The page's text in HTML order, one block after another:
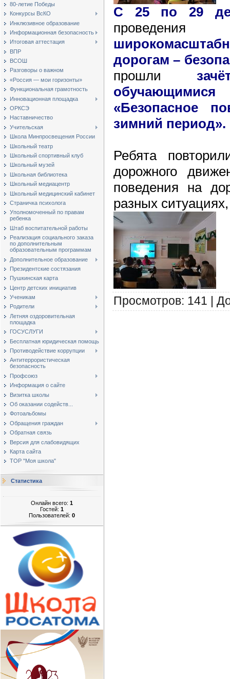
80-летие Победы
Конкурсы ВсКО
Инклюзивное образование
Информационная безопасность
Итоговая аттестация
ВПР
ВСОШ
Разговоры о важном
«Россия — мои горизонты»
Функциональная грамотность
Инновационная площадка
ОРКСЭ
Наставничество
Учительская
Школа Минпросвещения России
Школьный театр
Школьный спортивный клуб
Школьный музей
Школьная библиотека
Школьный медиацентр
Школьный медицинский кабинет
Страничка психолога
Уполномоченный по правам
ребенка
Штаб воспитательной работы
Реализация социального заказа
по дополнительным
образовательным программам
Дополнительное образование
Президентские состязания
Пушкинская карта
Центр детских инициатив
Ученикам
Родители
Летняя оздоровительная
площадка
ГОСУСЛУГИ
Бесплатная юридическая помощь
Противодействие коррупции
Антитеррористическая
безопасность
Профсоюз
Информация о сайте
Визитка школы
Об оказании содейств...
Фотоальбомы
Обращения граждан
Обратная связь
Версия для слабовидящих
Карта сайта
ТОР "Моя школа"
Статистика
Онлайн всего: 1
Гостей: 1
Пользователей: 0
С 25 по 29
дорогам –
прошли
«Безопасное
зимний период».
Ребята
дорожного
поведения на
разных
Просмотров: 141 |